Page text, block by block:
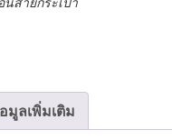
มูลเพิ่มเติม